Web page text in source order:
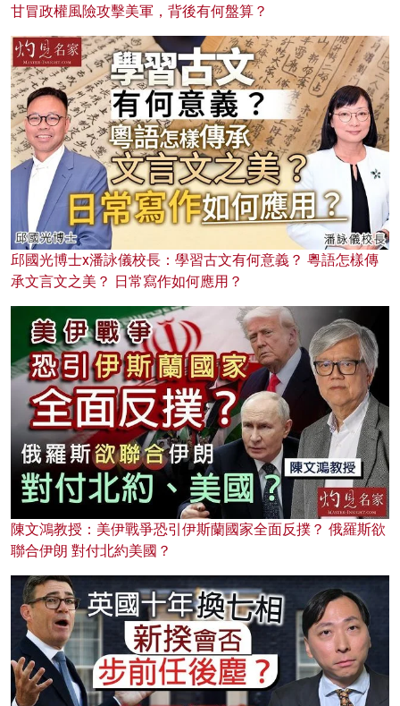
甘冒政權風險攻擊美軍，背後有何盤算？
邱國光博士x潘詠儀校長：學習古文有何意義？ 粵語怎樣傳
承文言文之美？ 日常寫作如何應用？
陳文鴻教授：美伊戰爭恐引伊斯蘭國家全面反撲？ 俄羅斯欲
聯合伊朗 對付北約美國？